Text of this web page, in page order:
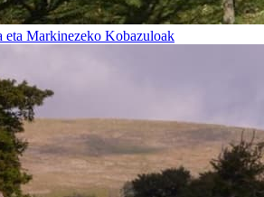
eta Markinezeko Kobazuloak